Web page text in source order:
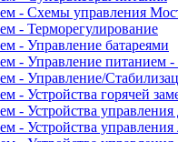
- Схемы управления
- Терморегулирование
- Управление батареями
- Управление питанием
- Управление/
- Устройства горячей
- Устройства управления
- Устройства управления